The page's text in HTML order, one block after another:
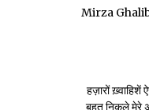
Mirza
हज़ारों ख़्वाहिशें
बहुत निकले मेरे